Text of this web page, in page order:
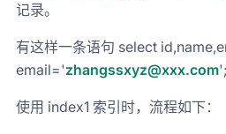
记录。
有这样一条语句 select
email='zhangssxyz@xxx.com';
使用 index1 索引时，流程如下：